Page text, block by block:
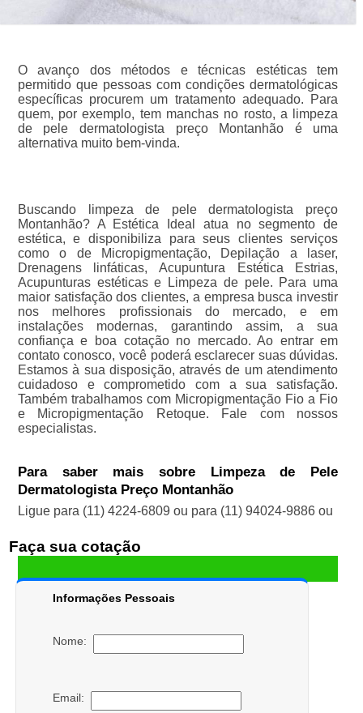
O avanço dos métodos e técnicas estéticas tem
permitido que pessoas com condições dermatológicas
específicas procurem um tratamento adequado. Para
quem, por exemplo, tem manchas no rosto, a limpeza
de pele dermatologista preço Montanhão é uma
alternativa muito bem-vinda.
Buscando limpeza de pele dermatologista preço
Montanhão? A Estética Ideal atua no segmento de
estética, e disponibiliza para seus clientes serviços
como o de Micropigmentação, Depilação a laser,
Drenagens linfáticas, Acupuntura Estética Estrias,
Acupunturas estéticas e Limpeza de pele. Para uma
maior satisfação dos clientes, a empresa busca investir
nos melhores profissionais do mercado, e em
instalações modernas, garantindo assim, a sua
confiança e boa cotação no mercado. Ao entrar em
contato conosco, você poderá esclarecer suas dúvidas.
Estamos à sua disposição, através de um atendimento
cuidadoso e comprometido com a sua satisfação.
Também trabalhamos com Micropigmentação Fio a Fio
e Micropigmentação Retoque. Fale com nossos
especialistas.
Para saber mais sobre Limpeza de Pele
Dermatologista Preço Montanhão
Ligue para (11) 4224-6809 ou para (11) 94024-9886ou
Faça sua cotação
Informações Pessoais
Nome:
Email: